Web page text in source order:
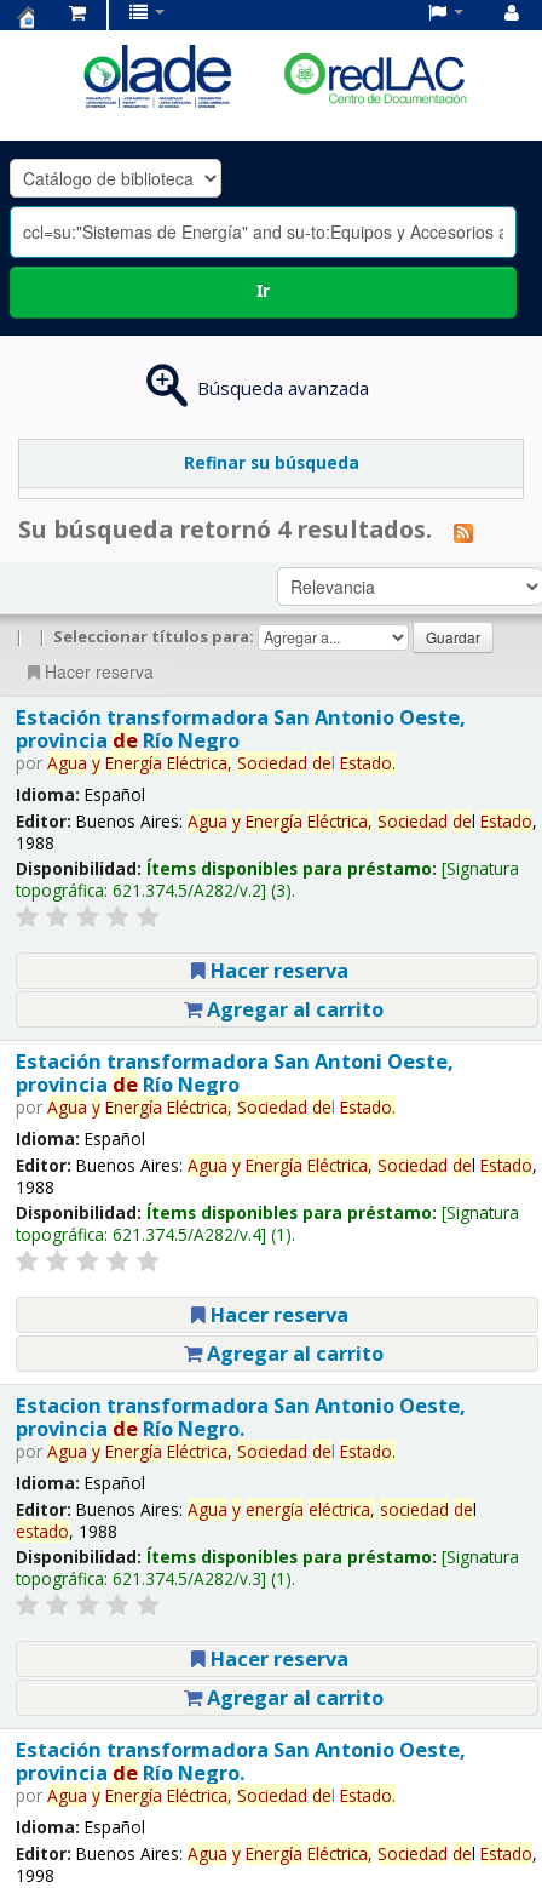
OLADE
-
Ir
Búsqueda avanzada
Refinar su búsqueda
Su búsqueda retornó 4 resultados.
| | Seleccionar títulos para:
Hacer reserva
Estación transformadora San Antonio Oeste,
provincia deRío Negro
por Agua y Energía Eléctrica, Sociedad del Estado.
Idioma: Español
Editor: Buenos Aires: Agua y Energía Eléctrica, Sociedad del Estado,
1988
Disponibilidad: Ítems disponibles para préstamo: Signatura
topográfica: 621.374.5/A282/v.2 (3).
Hacer reserva
Agregar al carrito
Estación transformadora San Antoni Oeste,
provincia deRío Negro
por Agua y Energía Eléctrica, Sociedad del Estado.
Idioma: Español
Editor: Buenos Aires: Agua y Energía Eléctrica, Sociedad del Estado,
1988
Disponibilidad: Ítems disponibles para préstamo: Signatura
topográfica: 621.374.5/A282/v.4 (1).
Hacer reserva
Agregar al carrito
Estacion transformadora San Antonio Oeste,
provincia deRío Negro.
por Agua y Energía Eléctrica, Sociedad del Estado.
Idioma: Español
Editor: Buenos Aires: Agua y energía eléctrica, sociedad del
estado, 1988
Disponibilidad: Ítems disponibles para préstamo: Signatura
topográfica: 621.374.5/A282/v.3 (1).
Hacer reserva
Agregar al carrito
Estación transformadora San Antonio Oeste,
provincia deRío Negro.
por Agua y Energía Eléctrica, Sociedad del Estado.
Idioma: Español
Editor: Buenos Aires: Agua y Energía Eléctrica, Sociedad del Estado,
1998